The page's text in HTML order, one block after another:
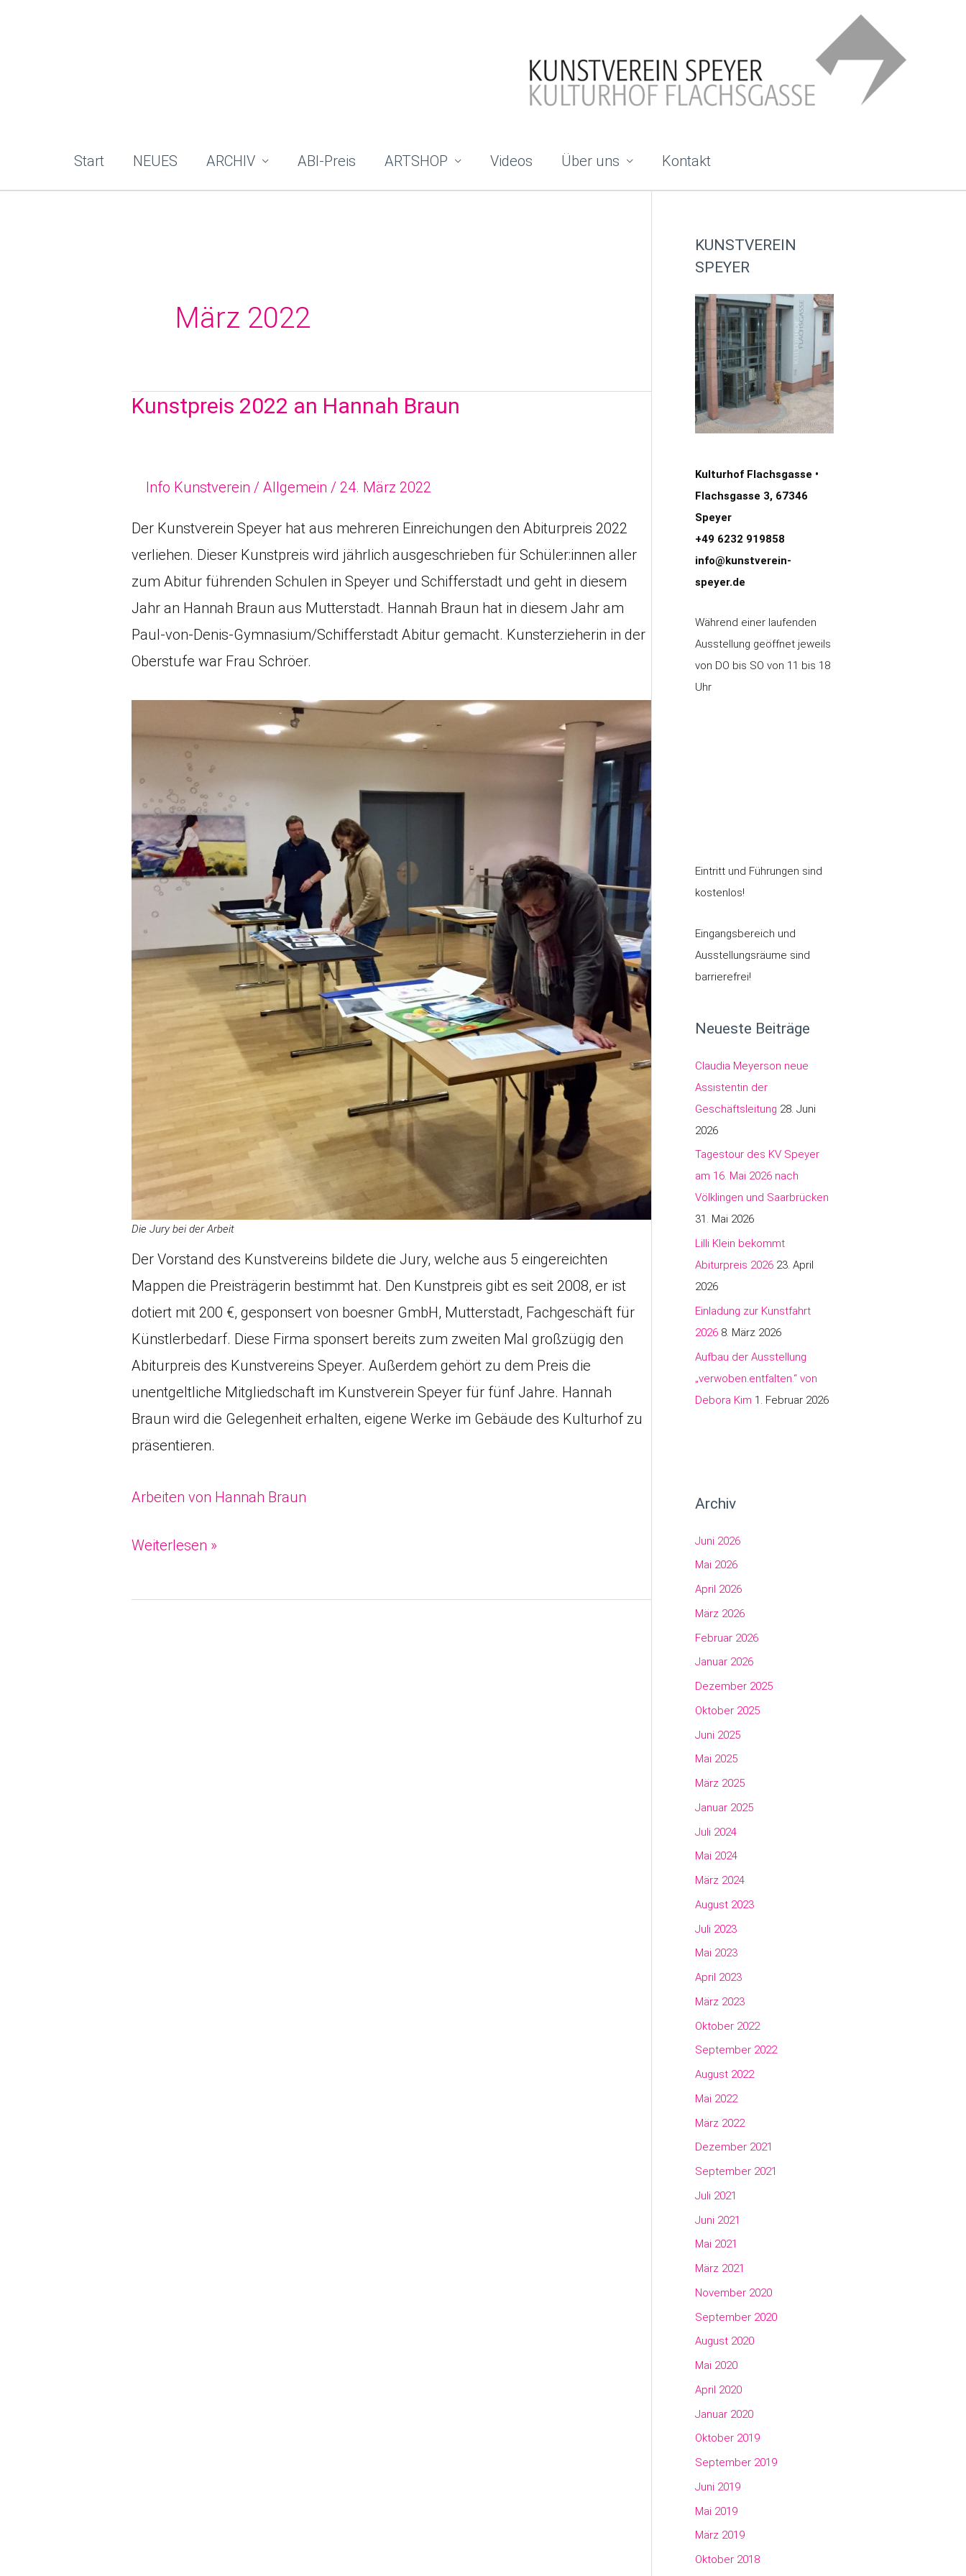
Start NEUES ARCHIV ABI-Preis ARTSHOP Videos Über uns Kontakt
März 2022
Kunstpreis 2022 an Hannah Braun
Info Kunstverein / Allgemein / 24. März 2022
Der Kunstverein Speyer hat aus mehreren Einreichungen den Abiturpreis 2022
verliehen. Dieser Kunstpreis wird jährlich ausgeschrieben für Schüler:innen aller
zum Abitur führenden Schulen in Speyer und Schifferstadt und geht in diesem
Jahr an Hannah Braun aus Mutterstadt. Hannah Braun hat in diesem Jahr am
Paul-von-Denis-Gymnasium/Schifferstadt Abitur gemacht. Kunsterzieherin in der
Oberstufe war Frau Schröer.
Die Jury bei der Arbeit
Der Vorstand des Kunstvereins bildete die Jury, welche aus 5 eingereichten
Mappen die Preisträgerin bestimmt hat. Den Kunstpreis gibt es seit 2008, er ist
dotiert mit 200 €, gesponsert von boesner GmbH, Mutterstadt, Fachgeschäft für
Künstlerbedarf. Diese Firma sponsert bereits zum zweiten Mal großzügig den
Abiturpreis des Kunstvereins Speyer. Außerdem gehört zu dem Preis die
unentgeltliche Mitgliedschaft im Kunstverein Speyer für fünf Jahre. Hannah
Braun wird die Gelegenheit erhalten, eigene Werke im Gebäude des Kulturhof zu
präsentieren.
Arbeiten von Hannah Braun
Kunstpreis
Hannah
Weiterlesen »
KUNSTVEREIN
SPEYER
Kulturhof Flachsgasse •
Flachsgasse 3, 67346
Speyer
+49 6232 919858
info@kunstverein-
speyer.de
Während einer laufenden
Ausstellung geöffnet jeweils
von DO bis SO von 11 bis 18
Uhr
Eintritt und Führungen sind
kostenlos!
Eingangsbereich und
Ausstellungsräume sind
barrierefrei!
Neueste Beiträge
Claudia Meyerson neue
Assistentin der
Geschäftsleitung 28. Juni
2026
Tagestour des KV Speyer
am 16. Mai 2026 nach
Völklingen und Saarbrücken
31. Mai 2026
Lilli Klein bekommt
Abiturpreis 2026 23. April
2026
Einladung zur Kunstfahrt
2026 8. März 2026
Aufbau der Ausstellung
„verwoben.entfalten.“ von
Debora Kim 1. Februar 2026
Archiv
Juni 2026
Mai 2026
April 2026
März 2026
Februar 2026
Januar 2026
Dezember 2025
Oktober 2025
Juni 2025
Mai 2025
März 2025
Januar 2025
Juli 2024
Mai 2024
März 2024
August 2023
Juli 2023
Mai 2023
April 2023
März 2023
Oktober 2022
September 2022
August 2022
Mai 2022
März 2022
Dezember 2021
September 2021
Juli 2021
Juni 2021
Mai 2021
März 2021
November 2020
September 2020
August 2020
Mai 2020
April 2020
Januar 2020
Oktober 2019
September 2019
Juni 2019
Mai 2019
März 2019
Oktober 2018